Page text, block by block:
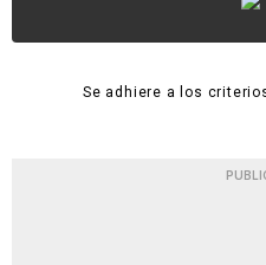
Se adhiere a los